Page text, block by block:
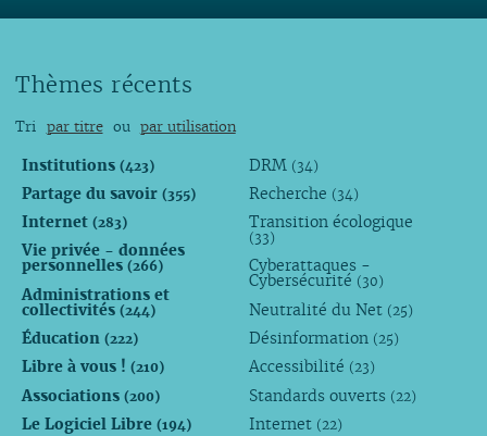
Thèmes récents
Tri par titre ou par utilisation
Institutions (423)
Partage du savoir (355)
Internet (283)
Vie privée - données
personnelles (266)
Administrations et
collectivités (244)
Éducation (222)
Libre à vous ! (210)
Associations (200)
Le Logiciel Libre (194)
DRM (34)
Recherche (34)
Transition écologique
(33)
Cyberattaques -
Cybersécurité (30)
Neutralité du Net (25)
Désinformation (25)
Accessibilité (23)
Standards ouverts (22)
Internet (22)